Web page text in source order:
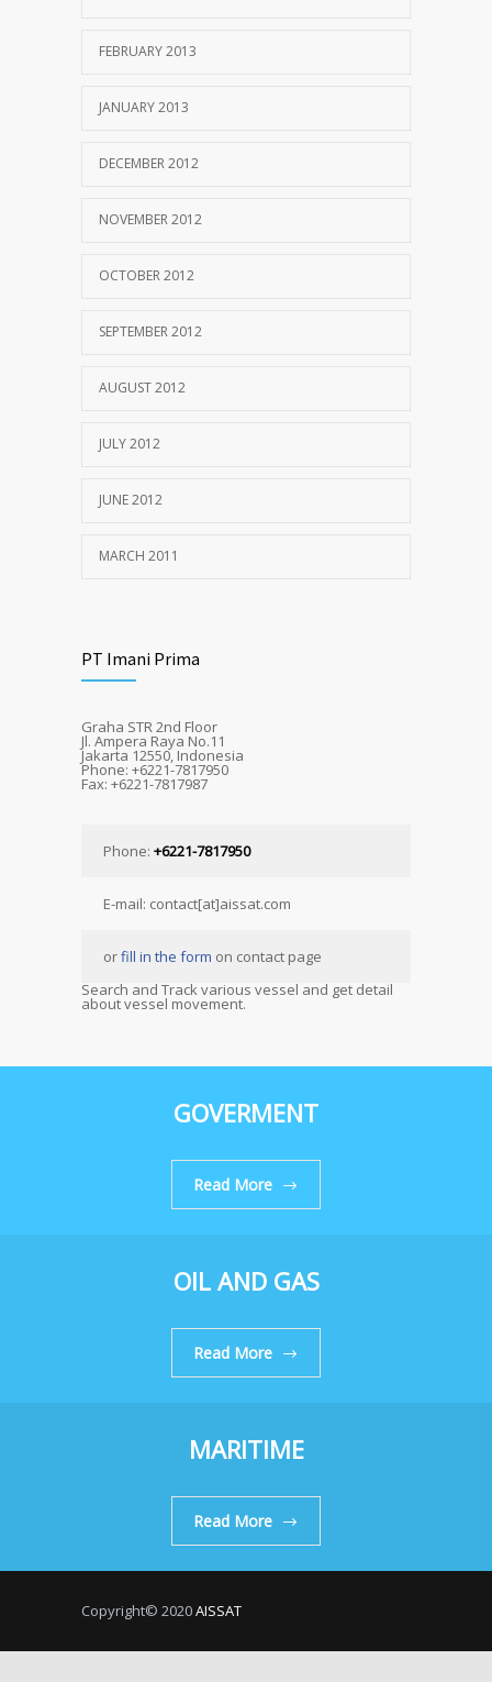
FEBRUARY 2013
JANUARY 2013
DECEMBER 2012
NOVEMBER 2012
OCTOBER 2012
SEPTEMBER 2012
AUGUST 2012
JULY 2012
JUNE 2012
MARCH 2011
PT Imani Prima
Graha STR 2nd Floor
Jl. Ampera Raya No.11
Jakarta 12550, Indonesia
Phone: +6221-7817950
Fax: +6221-7817987
Phone: +6221-7817950
E-mail: contact[at]aissat.com
orfill in the form on contact page
Search and Track various vessel and get detail
about vessel movement.
GOVERMENT
Read More
OIL AND GAS
Read More
MARITIME
Read More
Copyright© 2020AISSAT